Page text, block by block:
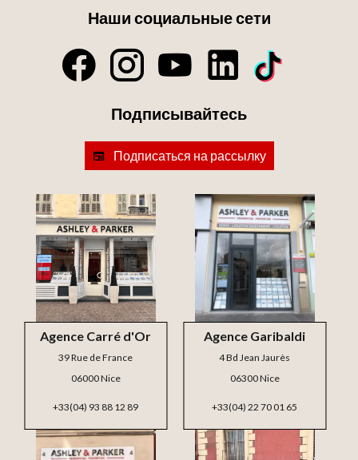
Наши социальные сети
Подписывайтесь
Подписаться на рассылку
Agence Carré d'Or
39 Rue de France
06000 Nice
+33(04) 93 88 12 89
Agence Garibaldi
4 Bd Jean Jaurès
06300 Nice
+33(04) 22 70 01 65